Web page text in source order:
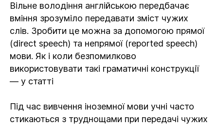
Вільне володіння англійською передбачає
вміння зрозуміло передавати зміст чужих
слів. Зробити це можна за допомогою прямої
(direct speech) та непрямої (reported speech)
мови. Як і коли безпомилково
використовувати такі граматичні конструкції
— у статті
Під час вивчення іноземної мови учні часто
стикаються з труднощами при передачі чужих